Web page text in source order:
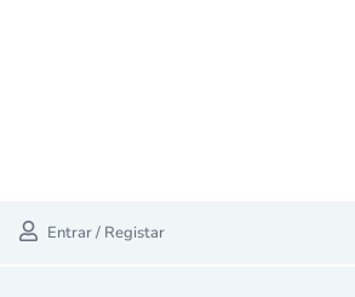
Entrar / Registar